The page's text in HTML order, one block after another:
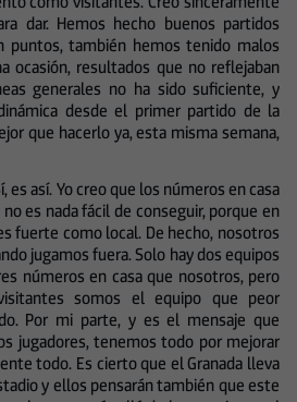
dar. Hemos hecho buenos partidos
puntos, también hemos tenido malos
ocasión, resultados que no reflejaban
generales no ha sido suficiente, y
desde el primer partido de la
que hacerlo ya, esta misma semana,
es así. Yo creo que los números en casa
es nada fácil de conseguir, porque en
fuerte como local. De hecho, nosotros
jugamos fuera. Solo hay dos equipos
números en casa que nosotros, pero
somos el equipo que peor
Por mi parte, y es el mensaje que
jugadores, tenemos todo por mejorar
todo. Es cierto que el Granada lleva
y ellos pensarán también que este